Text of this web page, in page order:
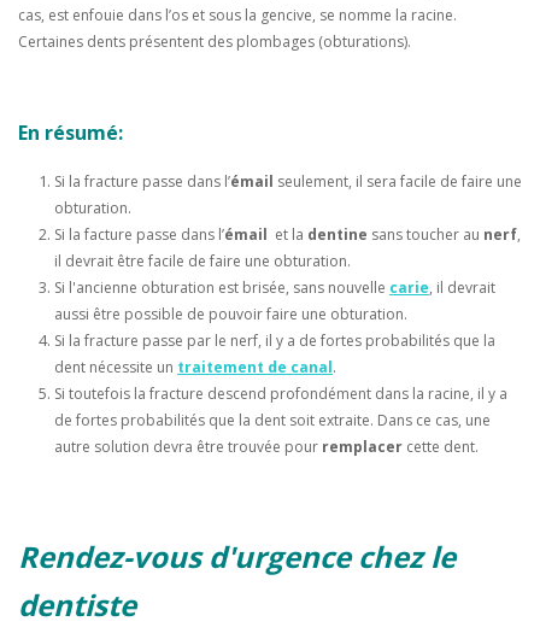
cas, est enfouie dans l’os et sous la gencive, se nomme la racine.
Certaines dents présentent des plombages (obturations).
En résumé:
Si la fracture passe dans l’émail seulement, il sera facile de faire une
obturation.
Si la facture passe dans l’émail et la dentine sans toucher au nerf,
il devrait être facile de faire une obturation.
Si l'ancienne obturation est brisée, sans nouvelle carie, il devrait
aussi être possible de pouvoir faire une obturation.
Si la fracture passe par le nerf, il y a de fortes probabilités que la
dent nécessite un traitement de canal.
Si toutefois la fracture descend profondément dans la racine, il y a
de fortes probabilités que la dent soit extraite. Dans ce cas, une
autre solution devra être trouvée pour remplacer cette dent.
Rendez-vous d'urgence chez le
dentiste